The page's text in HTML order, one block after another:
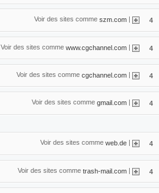
Voir des sites comme szm.com 4
Voir des sites comme www.cgchannel.com | 4
Voir des sites comme cgchannel.com | 4
Voir des sites comme gmail.com | 4
Voir des sites comme web.de 4
Voir des sites comme trash-mail.com | 4